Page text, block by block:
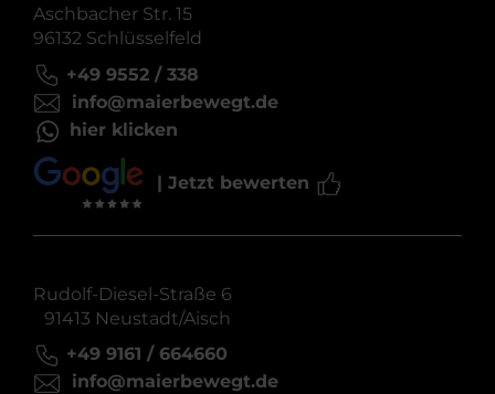
Aschbacher Str. 15
96132 Schlüsselfeld
+49 9552 / 338
info@maierbewegt.de
hier klicken
| Jetzt bewerten
Rudolf-Diesel-Straße 6
91413 Neustadt/Aisch
+49 9161 / 664660
info@maierbewegt.de